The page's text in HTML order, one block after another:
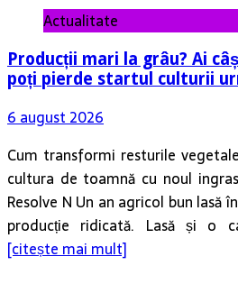
Actualitate
Producții mari la grâu? Ai
poți pierde startul culturii
6 august 2026
Cum transformi resturile
cultura de toamnă cu noul
Resolve N Un an agricol bun lasă
producție ridicată. Lasă și o
[citește mai mult]